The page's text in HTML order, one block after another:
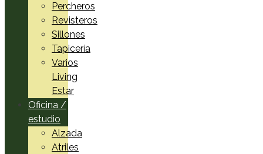
Percheros
Revisteros
Sillones
Tapicería
Varios
Living
Estar
Oficina /
estudio
Alzada
Atriles